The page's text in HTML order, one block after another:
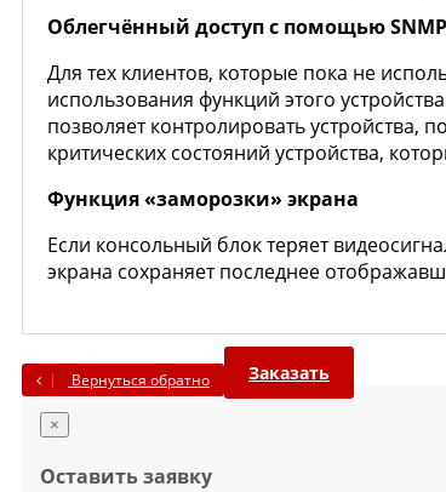
Облегчённый доступ с помощью
Для тех клиентов, которые пока не
использования функций этого
позволяет контролировать
критических состояний устройства,
Функция «заморозки» экрана
Если консольный блок теряет
экрана сохраняет последнее
Вернуться обратно Заказать
×
Оставить заявку